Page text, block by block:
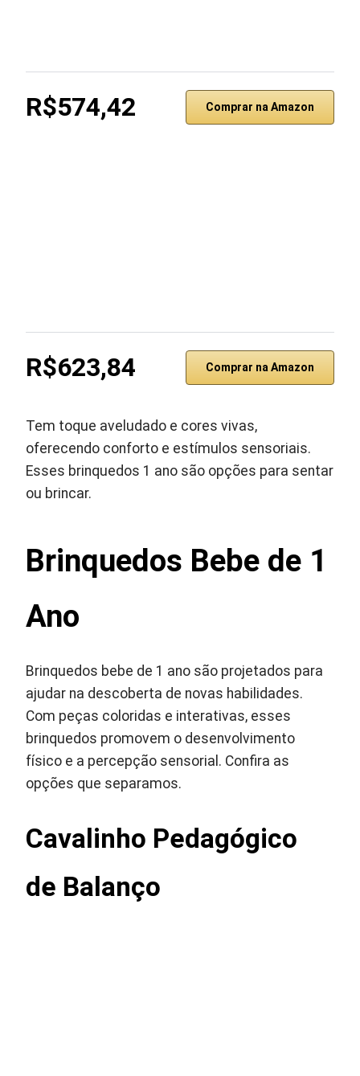
R$574,42 Comprar na Amazon
R$623,84 Comprar na Amazon
Tem toque aveludado e cores vivas,
oferecendo conforto e estímulos sensoriais.
Esses brinquedos 1 ano são opções para sentar
ou brincar.
Brinquedos Bebe de 1
Ano
Brinquedos bebe de 1 ano são projetados para
ajudar na descoberta de novas habilidades.
Com peças coloridas e interativas, esses
brinquedos promovem o desenvolvimento
físico e a percepção sensorial. Confira as
opções que separamos.
Cavalinho Pedagógico
de Balanço